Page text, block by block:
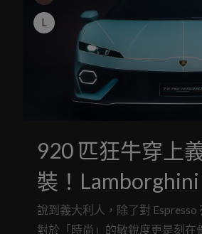
L
920 匹狂牛穿上
裝！
Ad Personam 特
說到義大利人，除了對 Espresso
對於「時尚」的敏銳度更是刻在